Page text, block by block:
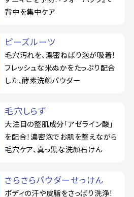
背中を集中ケア
ピーズルーツ
毛穴汚れを、濃密ねばり泡が吸着！
フレッシュな米ぬかをたっぷり配合
した、酵素洗顔パウダー
毛穴しらず
大注目の整肌成分「アゼライン酸」
を配合！濃密泡でお肌を整えながら
毛穴ケア、真っ黒な洗顔石けん
さらさらパウダーせっけん
ボディの汗や皮脂をさっぱり洗浄！